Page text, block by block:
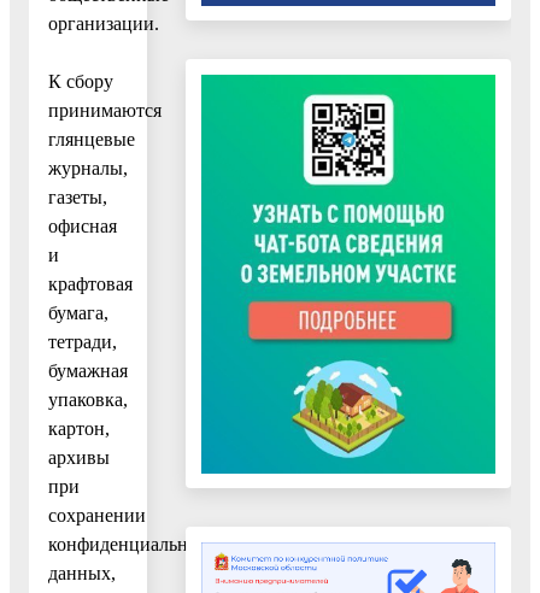
организации.
К сбору
принимаются
глянцевые
журналы,
газеты,
офисная
и
крафтовая
бумага,
тетради,
бумажная
упаковка,
картон,
архивы
при
сохранении
конфиденциальности
данных,